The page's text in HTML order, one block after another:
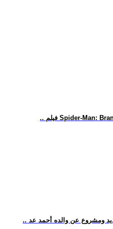
ومشروع عن والده أحمد عد